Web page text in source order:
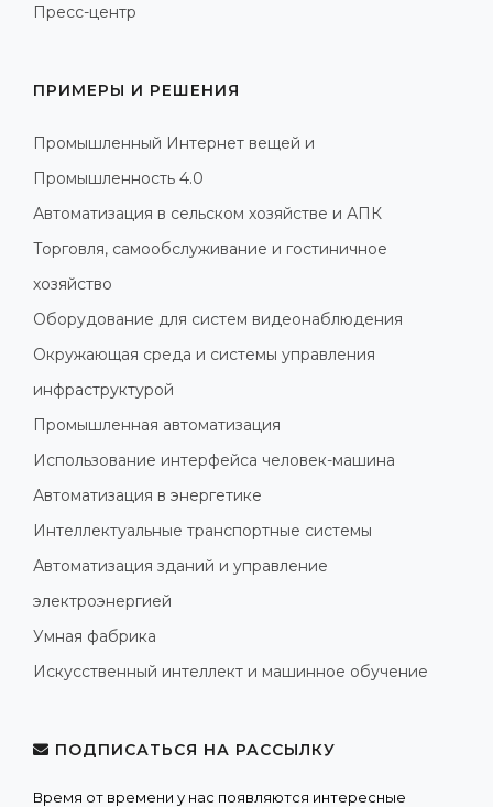
Пресс-центр
ПРИМЕРЫ И РЕШЕНИЯ
Промышленный Интернет вещей и
Промышленность 4.0
Автоматизация в сельском хозяйстве и АПК
Торговля, самообслуживание и гостиничное
хозяйство
Оборудование для систем видеонаблюдения
Окружающая среда и системы управления
инфраструктурой
Промышленная автоматизация
Использование интерфейса человек-машина
Автоматизация в энергетике
Интеллектуальные транспортные системы
Автоматизация зданий и управление
электроэнергией
Умная фабрика
Искусственный интеллект и машинное обучение
ПОДПИСАТЬСЯ НА РАССЫЛКУ
Время от времени у нас появляются интересные